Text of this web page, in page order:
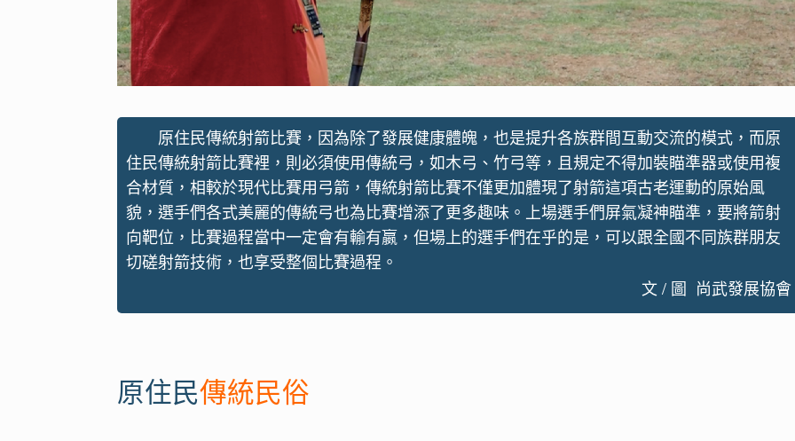
原住民傳統射箭比賽，因為除了發展健康體魄，也是提升各族群間互動交流的模式，而原
住民傳統射箭比賽裡，則必須使用傳統弓，如木弓、竹弓等，且規定不得加裝瞄準器或使用複
合材質，相較於現代比賽用弓箭，傳統射箭比賽不僅更加體現了射箭這項古老運動的原始風
貌，選手們各式美麗的傳統弓也為比賽增添了更多趣味。上場選手們屏氣凝神瞄準，要將箭射
向靶位，比賽過程當中一定會有輸有嬴，但場上的選手們在乎的是，可以跟全國不同族群朋友
切磋射箭技術，也享受整個比賽過程。
文 / 圖 尚武發展協會
原住民傳統民俗